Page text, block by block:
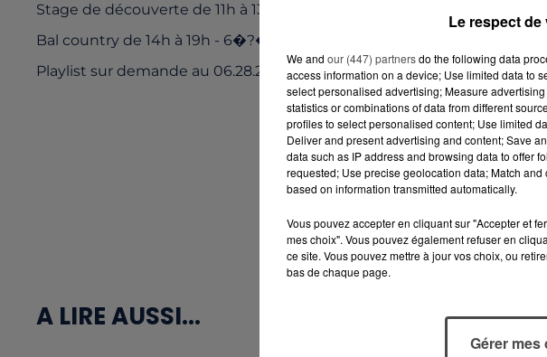
Stage de découverte de 11h à 13h - 2�?� (pas de résa)
Bal country de 14h à 19h - 6�?� sur résa (ou stagiaire) ou 8�?� sur
Playlist sur demande au 06.28.28.87.80 - Beaucoup de danses à la
A LIRE AUSSI...
Le respect
We and our (447) partnersdo the following data
access information on a device; Use limited data to
select personalised advertising; Measure
statistics or combinations of data from different
profiles to select personalised content; Use limited
Deliver and present advertising and content; Save
data such as IP address and browsing data to offer
requested; Use precise geolocation data; Match
based on information transmitted automatically.
Vous pouvez accepter en cliquant sur "Accepter et
mes choix". Vous pouvez également refuser en
ce site. Vous pouvez mettre à jour vos choix, ou
bas de chaque page.
Gérer mes